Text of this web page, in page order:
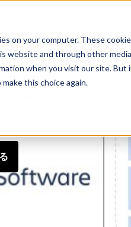
on your computer. These
website and through other
when you visit our site.
this choice again.